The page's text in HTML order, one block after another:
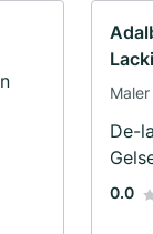
De-
0.0